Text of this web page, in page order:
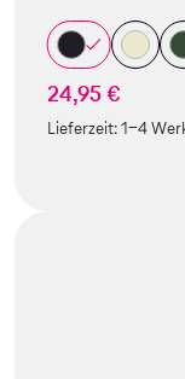
24,95 €
Lieferzeit:1-4